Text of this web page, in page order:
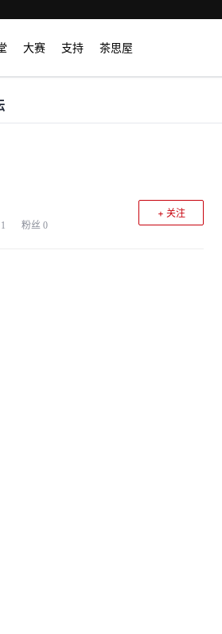
大赛 支持 茶思屋
1 粉丝 0
+ 关注